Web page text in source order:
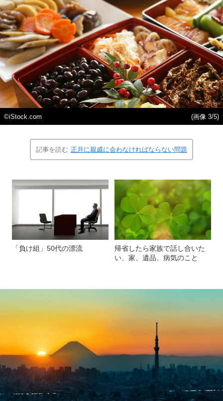
©iStock.com (画像 3/5)
記事を読む 正月に親戚に会わなければならない問題
「負け組」50代の漂流
帰省したら家族で話し合いた
い、家、遺品、病気のこと